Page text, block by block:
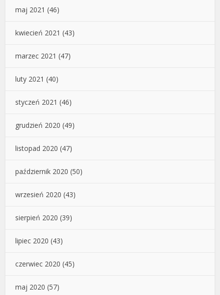
maj 2021 (46)
kwiecień 2021 (43)
marzec 2021 (47)
luty 2021 (40)
styczeń 2021 (46)
grudzień 2020 (49)
listopad 2020 (47)
październik 2020 (50)
wrzesień 2020 (43)
sierpień 2020 (39)
lipiec 2020 (43)
czerwiec 2020 (45)
maj 2020 (57)